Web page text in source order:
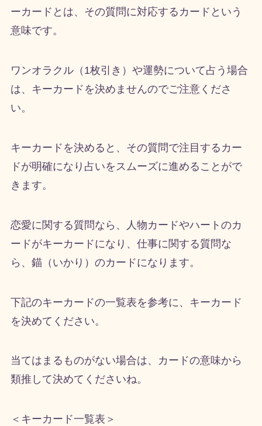
ーカードとは、その質問に対応するカードという
意味です。
ワンオラクル（1枚引き）や運勢について占う場合
は、キーカードを決めませんのでご注意くださ
い。
キーカードを決めると、その質問で注目するカー
ドが明確になり占いをスムーズに進めることがで
きます。
恋愛に関する質問なら、人物カードやハートのカ
ードがキーカードになり、仕事に関する質問な
ら、錨（いかり）のカードになります。
下記のキーカードの一覧表を参考に、キーカード
を決めてください。
当てはまるものがない場合は、カードの意味から
類推して決めてくださいね。
＜キーカード一覧表＞